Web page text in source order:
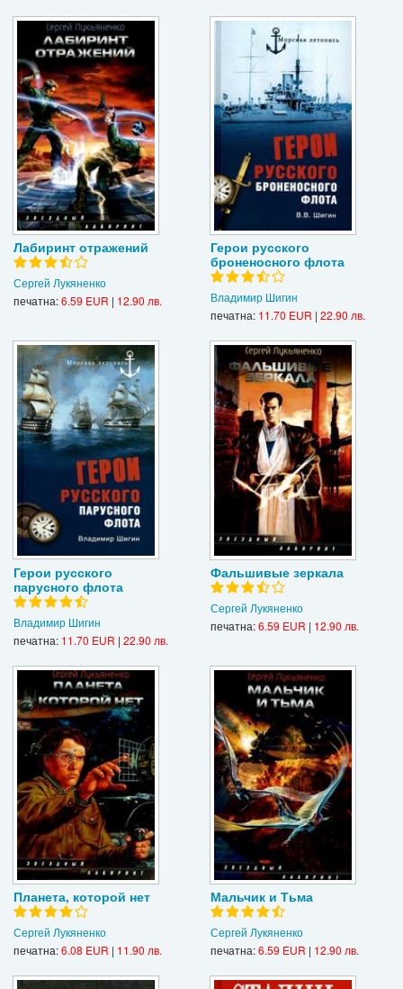
Лабиринт отражений
Сергей Лукяненко
печатна:6.59 EUR | 12.90 лв.
Герои русского
броненосного флота
Владимир Шигин
печатна: 11.70 EUR | 22.90 лв.
Герои русского
парусного флота
Владимир Шигин
печатна: 11.70 EUR | 22.90 лв.
Фальшивые зеркала
Сергей Лукяненко
печатна:6.59 EUR | 12.90 лв.
Планета, которой нет
Сергей Лукяненко
печатна:6.08 EUR | 11.90 лв.
Мальчик и Тьма
Сергей Лукяненко
печатна:6.59 EUR | 12.90 лв.